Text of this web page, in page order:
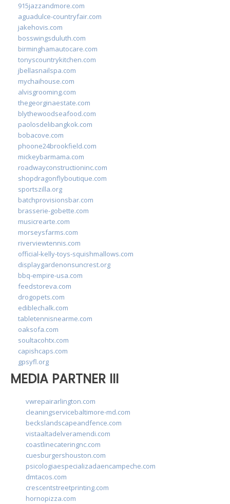
915jazzandmore.com
aguadulce-countryfair.com
jakehovis.com
bosswingsduluth.com
birminghamautocare.com
tonyscountrykitchen.com
jbellasnailspa.com
mychaihouse.com
alvisgrooming.com
thegeorginaestate.com
blythewoodseafood.com
paolosdelibangkok.com
bobacove.com
phoone24brookfield.com
mickeybarmama.com
roadwayconstructioninc.com
shopdragonflyboutique.com
sportszilla.org
batchprovisionsbar.com
brasserie-gobette.com
musicrearte.com
morseysfarms.com
riverviewtennis.com
official-kelly-toys-squishmallows.com
displaygardenonsuncrest.org
bbq-empire-usa.com
feedstoreva.com
drogopets.com
ediblechalk.com
tabletennisnearme.com
oaksofa.com
soultacohtx.com
capishcaps.com
gpsyfl.org
MEDIA PARTNER III
vwrepairarlington.com
cleaningservicebaltimore-md.com
beckslandscapeandfence.com
vistaaltadelveramendi.com
coastlinecateringnc.com
cuesburgershouston.com
psicologiaespecializadaencampeche.com
dmtacos.com
crescentstreetprinting.com
hornopizza.com